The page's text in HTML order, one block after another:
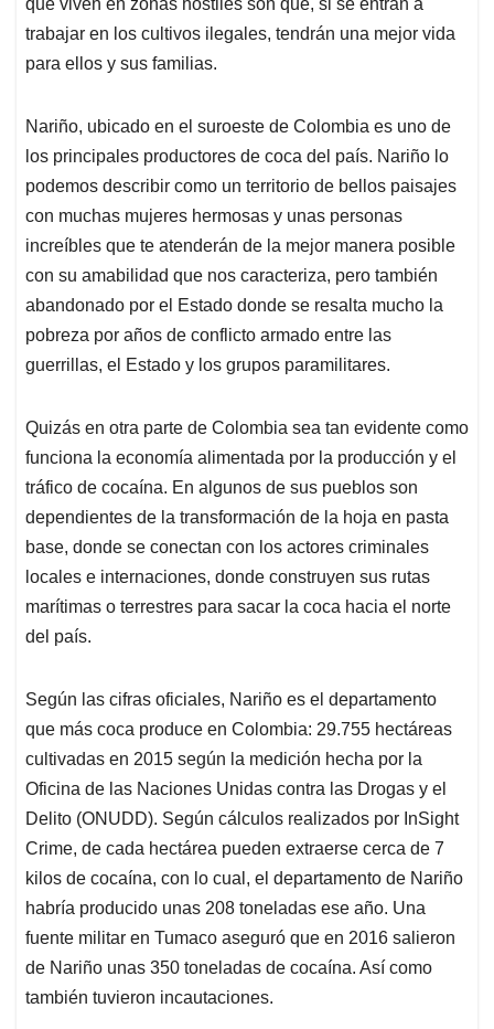
trabajar en los cultivos ilegales, tendrán una mejor vida
para ellos y sus familias.
Nariño, ubicado en el suroeste de Colombia es uno de
los principales productores de coca del país. Nariño lo
podemos describir como un territorio de bellos paisajes
con muchas mujeres hermosas y unas personas
increíbles que te atenderán de la mejor manera posible
con su amabilidad que nos caracteriza, pero también
abandonado por el Estado donde se resalta mucho la
pobreza por años de conflicto armado entre las
guerrillas, el Estado y los grupos paramilitares.
Quizás en otra parte de Colombia sea tan evidente como
funciona la economía alimentada por la producción y el
tráfico de cocaína. En algunos de sus pueblos son
dependientes de la transformación de la hoja en pasta
base, donde se conectan con los actores criminales
locales e internaciones, donde construyen sus rutas
marítimas o terrestres para sacar la coca hacia el norte
del país.
Según las cifras oficiales, Nariño es el departamento
que más coca produce en Colombia: 29.755 hectáreas
cultivadas en 2015 según la medición hecha por la
Oficina de las Naciones Unidas contra las Drogas y el
Delito (ONUDD). Según cálculos realizados por InSight
Crime, de cada hectárea pueden extraerse cerca de 7
kilos de cocaína, con lo cual, el departamento de Nariño
habría producido unas 208 toneladas ese año. Una
fuente militar en Tumaco aseguró que en 2016 salieron
de Nariño unas 350 toneladas de cocaína. Así como
también tuvieron incautaciones.